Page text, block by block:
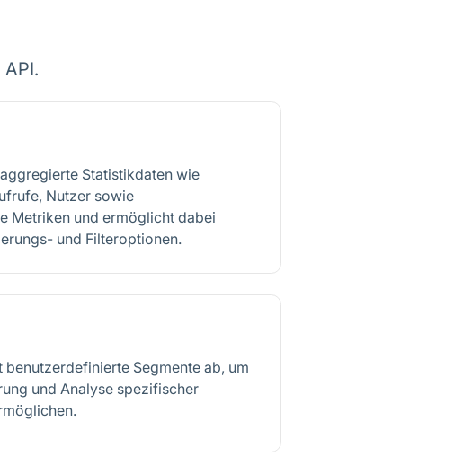
Statistikdaten wie
Nutzer sowie
Metriken und ermöglicht dabei
und Filteroptionen.
benutzerdefinierte Segmente ab, um
und Analyse spezifischer